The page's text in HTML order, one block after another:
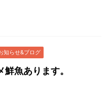
知らせ&ブログ
魚あります。